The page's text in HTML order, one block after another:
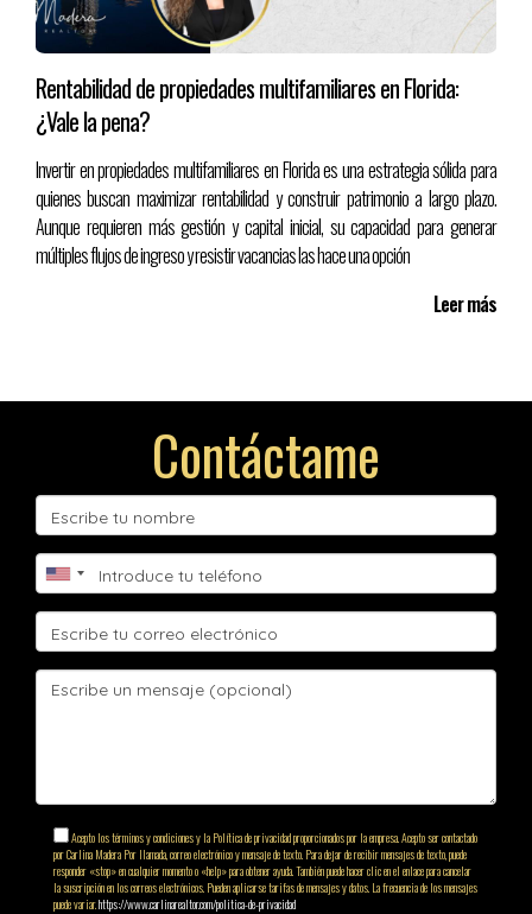
Rentabilidad de propiedades multifamiliares en Florida:
¿Vale la pena?
Invertir en propiedades multifamiliares en Florida es una estrategia sólida para
quienes buscan maximizar rentabilidad y construir patrimonio a largo plazo.
Aunque requieren más gestión y capital inicial, su capacidad para generar
múltiples flujos de ingreso y resistir vacancias las hace una opción
Leer más
Contáctame
Acepto los términos y condiciones y la Política de privacidad proporcionados por la empresa. Acepto ser contactado
por Carlina Madera Por llamada, correo electrónico y mensaje de texto. Para dejar de recibir mensajes de texto, puede
responder «stop» en cualquier momento o «help» para obtener ayuda. También puede hacer clic en el enlace para cancelar
la suscripción en los correos electrónicos. Pueden aplicarse tarifas de mensajes y datos. La frecuencia de los mensajes
puede variar.https://www.carlinarealtor.com/politica-de-privacidad